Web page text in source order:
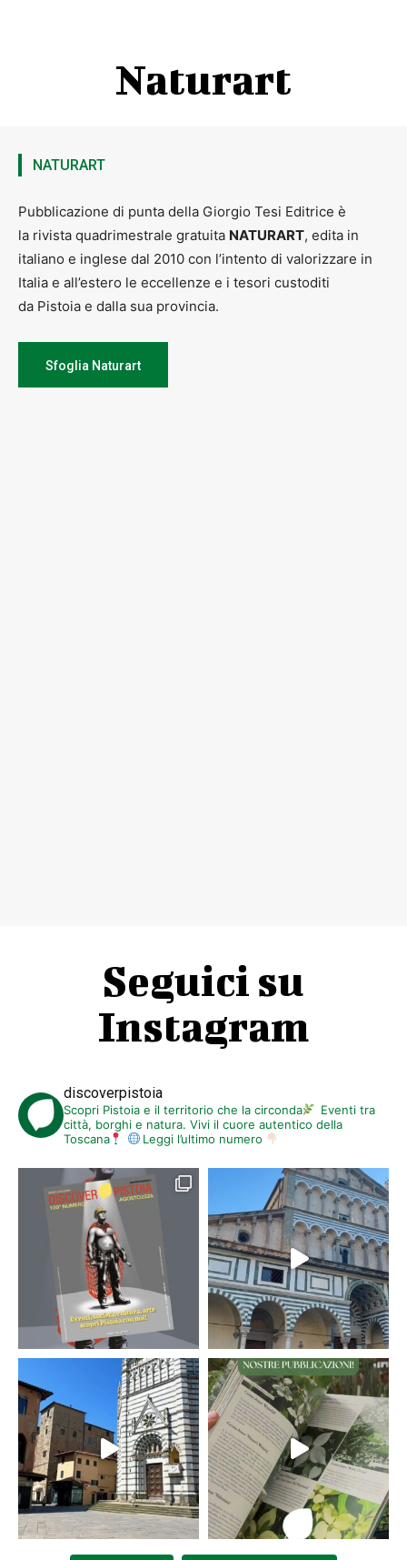
Naturart
NATURART
Pubblicazione di punta della Giorgio Tesi Editrice è
la rivista quadrimestrale gratuita NATURART, edita in
italiano e inglese dal 2010 con l’intento di valorizzare in
Italia e all’estero le eccellenze e i tesori custoditi
da Pistoia e dalla sua provincia.
Sfoglia Naturart
Seguici su
Instagram
discoverpistoia
Scopri Pistoia e il territorio che la circonda
Eventi tra
città, borghi e natura. Vivi il cuore autentico della
Toscana
Leggi l’ultimo numero